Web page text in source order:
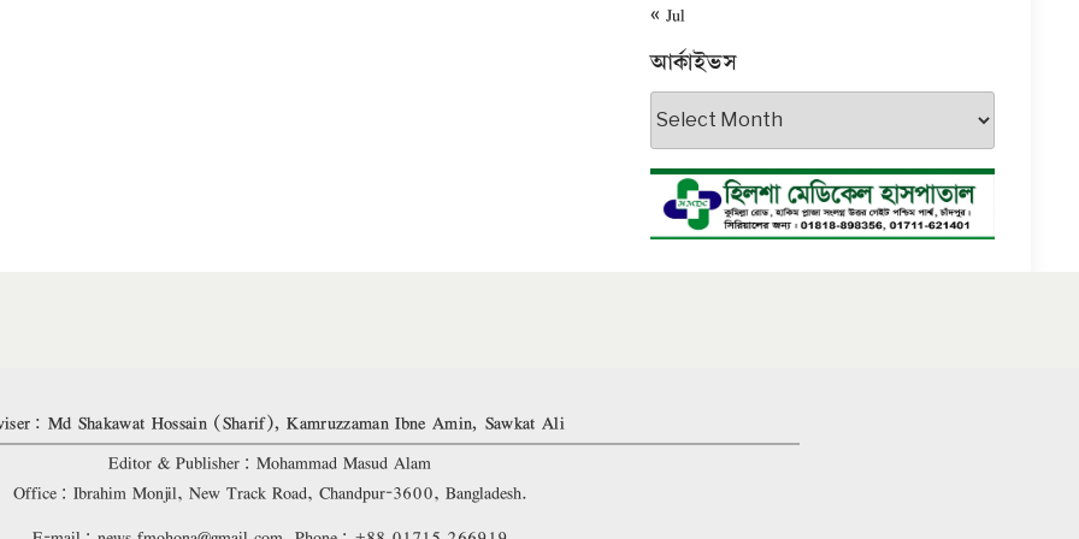
« Jul
আর্কাইভস
আর্কাইভস
Md Shakawat Hossain (Sharif), Kamruzzaman Ibne Amin, Sawkat Ali
Editor & Publisher: Mohammad Masud Alam
Office: Ibrahim Monjil, New Track Road, Chandpur-3600, Bangladesh.